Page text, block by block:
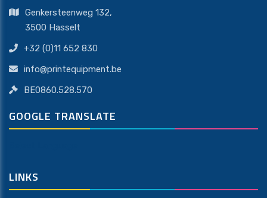
Genkersteenweg 132,
​​​​​​​3500 Hasselt
+32 (0)11 652 830
info@printequipment.be
BE0860.528.570
GOOGLE TRANSLATE
LINKS